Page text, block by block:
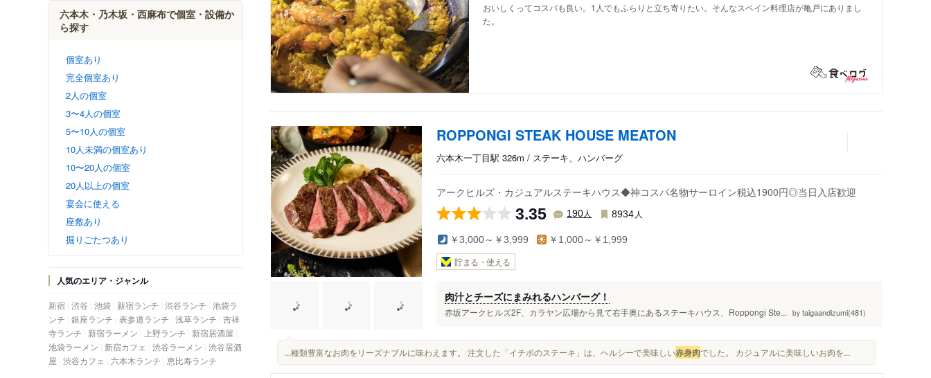
六本木・乃木坂・西麻布で個室・設備か
ら探す
個室あり
完全個室あり
2人の個室
3〜4人の個室
5〜10人の個室
10人未満の個室あり
10〜20人の個室
20人以上の個室
宴会に使える
座敷あり
掘りごたつあり
人気のエリア・ジャンル
新宿 渋谷 池袋 新宿ランチ 渋谷ランチ 池袋ラ
ンチ 銀座ランチ 表参道ランチ 浅草ランチ 吉祥
寺ランチ
新宿ラーメン 上野ランチ
新宿居酒屋
池袋ラーメン
新宿カフェ 渋谷ラーメン 渋谷居酒
屋 渋谷カフェ 六本木ランチ 恵比寿ランチ
おいしくってコスパも良い。1人でもふらりと立ち寄りたい。そんなスペイン料理店が亀戸にありまし
た。
ROPPONGI STEAK HOUSE MEATON
六本木一丁目駅 326m / ステーキ、ハンバーグ
アークヒルズ・カジュアルステーキハウス◆神コスパ名物サーロイン税込1900円◎当日入店歓迎
3.35 190人 8934 人
￥3,000～￥3,999 ￥1,000～￥1,999
貯まる・使える
肉汁とチーズにまみれるハンバーグ！
赤坂アークヒルズ2F、カラヤン広場から見て右手奥にあるステーキハウス、Roppongi Ste... by taigaandizumi(481)
...種類豊富なお肉をリーズナブルに味わえます。 注文した「イチボのステーキ」は、ヘルシーで美味しい赤身肉でした。 カジュアルに美味しいお肉を...